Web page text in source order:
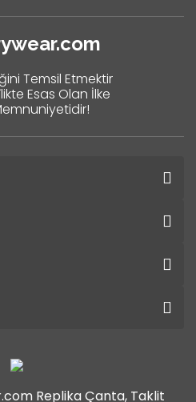
Temsil Etmektir
Esas Olan İlke
Replika Çanta, Taklit